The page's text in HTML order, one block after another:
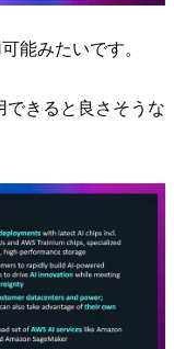
能みたいです。
きると良さそうな